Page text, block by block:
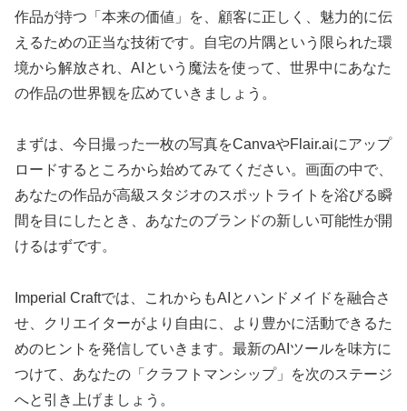
作品が持つ「本来の価値」を、顧客に正しく、魅力的に伝
えるための正当な技術です。自宅の片隅という限られた環
境から解放され、AIという魔法を使って、世界中にあなた
の作品の世界観を広めていきましょう。
まずは、今日撮った一枚の写真をCanvaやFlair.aiにアップ
ロードするところから始めてみてください。画面の中で、
あなたの作品が高級スタジオのスポットライトを浴びる瞬
間を目にしたとき、あなたのブランドの新しい可能性が開
けるはずです。
Imperial Craftでは、これからもAIとハンドメイドを融合さ
せ、クリエイターがより自由に、より豊かに活動できるた
めのヒントを発信していきます。最新のAIツールを味方に
つけて、あなたの「クラフトマンシップ」を次のステージ
へと引き上げましょう。